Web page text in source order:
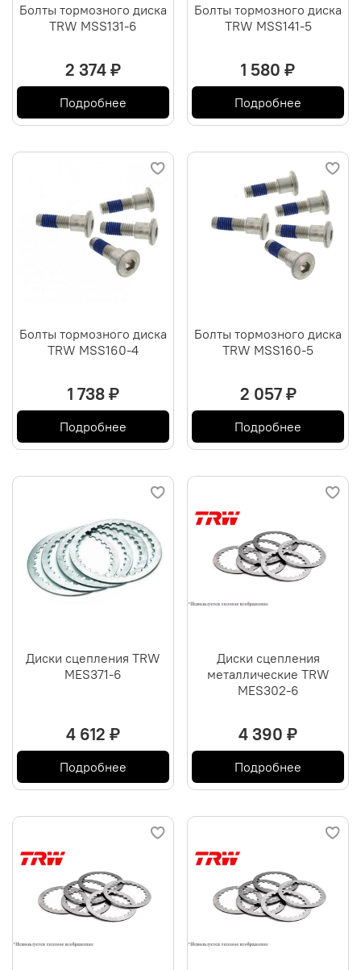
Болты тормозного диска
TRW MSS131-6
2 374 ₽
Подробнее
Болты тормозного диска
TRW MSS141-5
1 580 ₽
Подробнее
Болты тормозного диска
TRW MSS160-4
1 738 ₽
Подробнее
Болты тормозного диска
TRW MSS160-5
2 057 ₽
Подробнее
Диски сцепления TRW
MES371-6
4 612 ₽
Подробнее
Диски сцепления
металлические TRW
MES302-6
4 390 ₽
Подробнее